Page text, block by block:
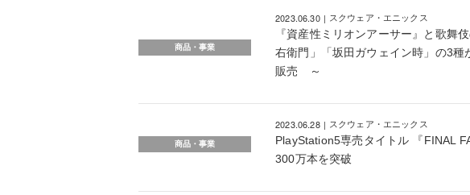
商品・事業
2023.06.30 スクウェア・エニックス
『資産性ミリオンアーサー』と歌
右衛門」「坂田ガウェイン時」の3
販売 ～
商品・事業
2023.06.28 スクウェア・エニックス
PlayStation5専売タイトル 『FINAL
300万本を突破